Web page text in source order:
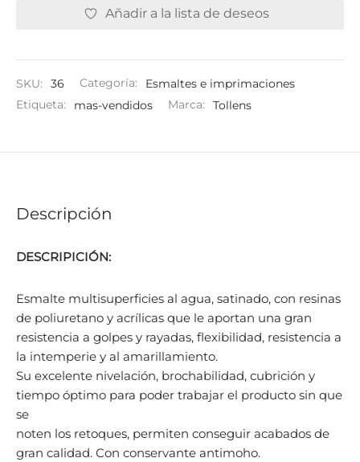
Añadir a la lista de deseos
SKU: 36 Categoría:
Esmaltes e imprimaciones
Etiqueta:
mas-vendidos Marca: Tollens
Descripción
DESCRIPICIÓN:
Esmalte multisuperficies al agua, satinado, con resinas
de poliuretano y acrílicas que le aportan una gran
resistencia a golpes y rayadas, flexibilidad, resistencia a
la intemperie y al amarillamiento.
Su excelente nivelación, brochabilidad, cubrición y
tiempo óptimo para poder trabajar el producto sin que
se
noten los retoques, permiten conseguir acabados de
gran calidad. Con conservante antimoho.